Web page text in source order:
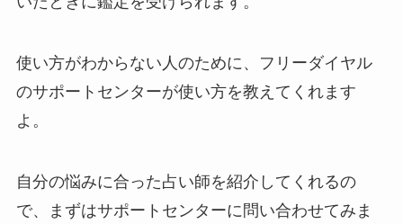
使い方がわからない人のために、フリーダイヤル
のサポートセンターが使い方を教えてくれます
よ。
自分の悩みに合った占い師を紹介してくれるの
で、まずはサポートセンターに問い合わせてみま